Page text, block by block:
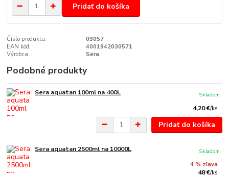
Pridať do košíka
Číslo produktu:
03057
EAN kód:
4001942030571
Výrobca:
Sera
Podobné produkty
Sera aquatan 100ml na 400L
4,20 €/ks
Skladom
Pridať do košíka
Sera aquatan 2500ml na 10000L
4 % zľava
48 €/ks
Skladom